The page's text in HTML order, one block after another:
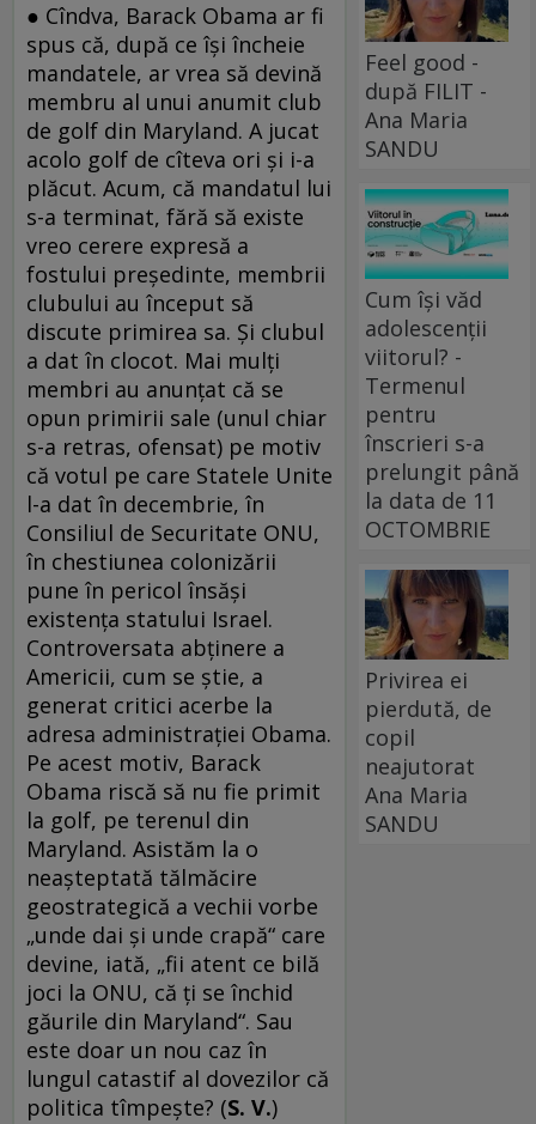
● Cîndva, Barack Obama ar fi
spus că, după ce își încheie
mandatele, ar vrea să devină
membru al unui anumit club
de golf din Maryland. A jucat
acolo golf de cîteva ori și i-a
plăcut. Acum, că mandatul lui
s-a terminat, fără să existe
vreo cerere expresă a
fostului președinte, membrii
clubului au început să
discute primirea sa. Și clubul
a dat în clocot. Mai mulți
membri au anunțat că se
opun primirii sale (unul chiar
s-a retras, ofensat) pe motiv
că votul pe care Statele Unite
l-a dat în decembrie, în
Consiliul de Securitate ONU,
în chestiunea colonizării
pune în pericol însăși
existența statului Israel.
Controversata abținere a
Americii, cum se știe, a
generat critici acerbe la
adresa administrației Obama.
Pe acest motiv, Barack
Obama riscă să nu fie primit
la golf, pe terenul din
Maryland. Asistăm la o
neașteptată tălmăcire
geostrategică a vechii vorbe
„unde dai și unde crapă“ care
devine, iată, „fii atent ce bilă
joci la ONU, că ți se închid
găurile din Maryland“. Sau
este doar un nou caz în
lungul catastif al dovezilor că
politica tîmpește? (S. V.)
Feel good -
după FILIT -
Ana Maria
SANDU
Cum își văd
adolescenții
viitorul? -
Termenul
pentru
înscrieri s-a
prelungit până
la data de 11
OCTOMBRIE
Privirea ei
pierdută, de
copil
neajutorat
Ana Maria
SANDU